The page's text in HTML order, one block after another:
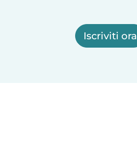
Iscriviti ora